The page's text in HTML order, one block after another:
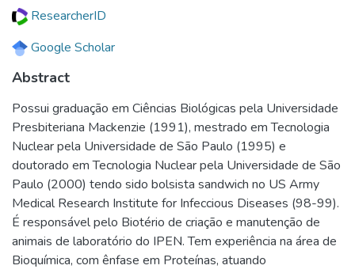
ResearcherID
Google Scholar
Abstract
Possui graduação em Ciências Biológicas pela Universidade
Presbiteriana Mackenzie (1991), mestrado em Tecnologia
Nuclear pela Universidade de São Paulo (1995) e
doutorado em Tecnologia Nuclear pela Universidade de São
Paulo (2000) tendo sido bolsista sandwich no US Army
Medical Research Institute for Infeccious Diseases (98-99).
É responsável pelo Biotério de criação e manutenção de
animais de laboratório do IPEN. Tem experiência na área de
Bioquímica, com ênfase em Proteínas, atuando